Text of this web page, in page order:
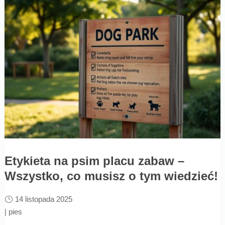
Etykieta na psim placu zabaw –
Wszystko, co musisz o tym wiedzieć!
14 listopada 2025
| pies